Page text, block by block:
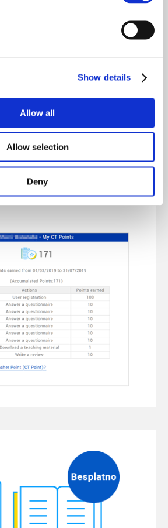
Show details
Allow all
Allow selection
Deny
„CASIO Teacher
s pomoću svojih obrazovnih
posebne nagrade na